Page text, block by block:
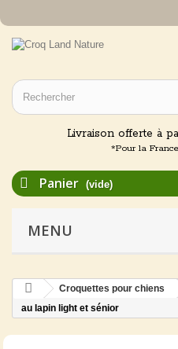
Livraison offerte à
*Pour la
Panier (vide)
MENU
Croquettes pour chiens
au lapin light et sénior